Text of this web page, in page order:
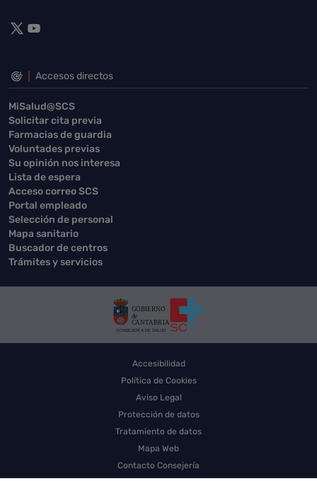
Accesos directos
MiSalud@SCS
Solicitar cita previa
Farmacias de guardia
Voluntades previas
Su opinión nos interesa
Lista de espera
Acceso correo SCS
Portal empleado
Selección de personal
Mapa sanitario
Buscador de centros
Trámites y servicios
Accesibilidad
Política de Cookies
Aviso Legal
Protección de datos
Tratamiento de datos
Mapa Web
Contacto Consejería